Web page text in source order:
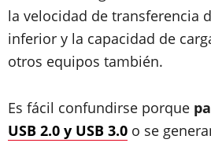
la velocidad de transferencia
inferior y la capacidad de
otros equipos también.
Es fácil confundirse porque
USB 2.0 y USB 3.0 o se